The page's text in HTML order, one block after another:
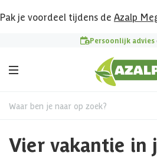
Pak je voordeel tijdens de Azalp
Waar ben je naar op zoek?
Vier vakantie in